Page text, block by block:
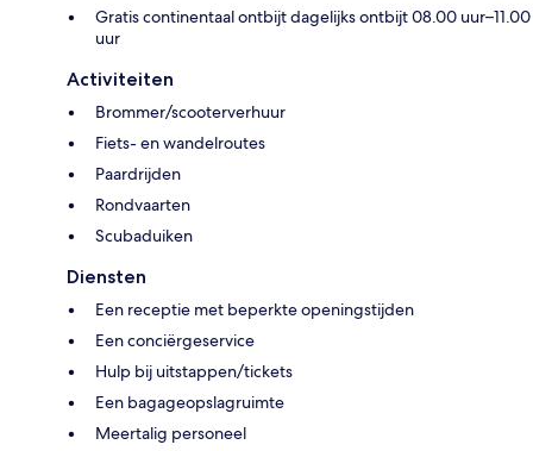
Gratis continentaal ontbijt dagelijks ontbijt 08.00 uur–11.00
uur
Activiteiten
Brommer/scooterverhuur
Fiets- en wandelroutes
Paardrijden
Rondvaarten
Scubaduiken
Diensten
Een receptie met beperkte openingstijden
Een conciërgeservice
Hulp bij uitstappen/tickets
Een bagageopslagruimte
Meertalig personeel